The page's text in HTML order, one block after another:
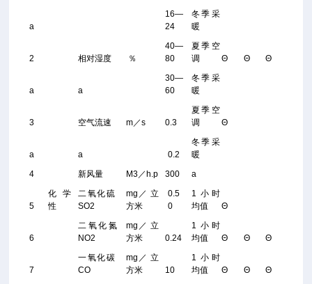
a
16—
24
冬季采
暖
2 相对湿度 ％
40—
80
夏季空
调
Θ Θ Θ
a a
30—
60
冬季采
暖
3 空气流速 m／s 0.3
夏季空
调
Θ
a a 0.2
冬季采
暖
4
新风量 M3／h.p 300 a
5
化学
性
二氧化硫
SO2
mg／ 立
方米
0.5
0
1 小时
均值
Θ
6
二氧化氮
NO2
mg／ 立
方米
0.24
1 小时
均值
Θ Θ Θ
7
一氧化碳
CO
mg／ 立
方米
10
1 小时
均值
Θ Θ Θ